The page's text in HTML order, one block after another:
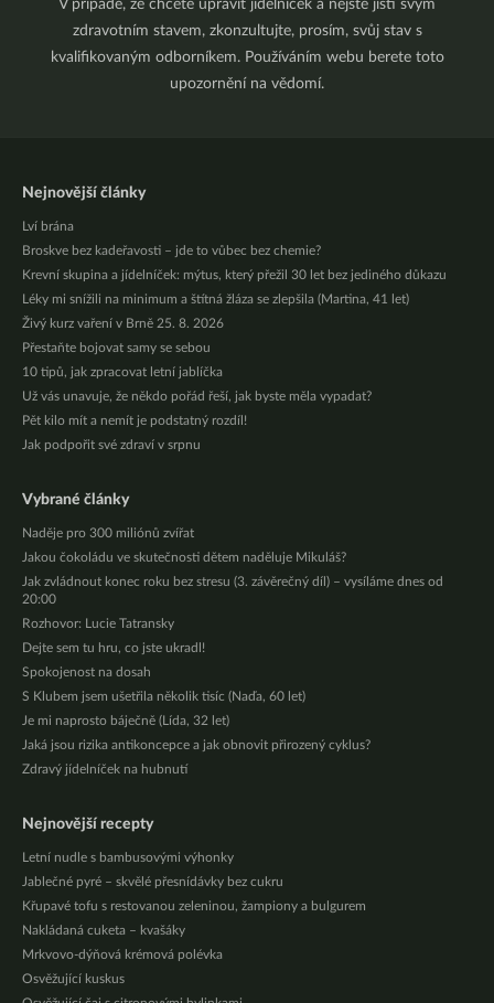
V případě, že chcete upravit jídelníček a nejste jistí svým
zdravotním stavem, zkonzultujte, prosím, svůj stav s
kvalifikovaným odborníkem. Používáním webu berete toto
upozornění na vědomí.
Nejnovější články
Lví brána
Broskve bez kadeřavosti – jde to vůbec bez chemie?
Krevní skupina a jídelníček: mýtus, který přežil 30 let bez jediného důkazu
Léky mi snížili na minimum a štítná žláza se zlepšila (Martina, 41 let)
Živý kurz vaření v Brně 25. 8. 2026
Přestaňte bojovat samy se sebou
10 tipů, jak zpracovat letní jablíčka
Už vás unavuje, že někdo pořád řeší, jak byste měla vypadat?
Pět kilo mít a nemít je podstatný rozdíl!
Jak podpořit své zdraví v srpnu
Vybrané články
Naděje pro 300 miliónů zvířat
Jakou čokoládu ve skutečnosti dětem naděluje Mikuláš?
Jak zvládnout konec roku bez stresu (3. závěrečný díl) – vysíláme dnes od
20:00
Rozhovor: Lucie Tatransky
Dejte sem tu hru, co jste ukradl!
Spokojenost na dosah
S Klubem jsem ušetřila několik tisíc (Naďa, 60 let)
Je mi naprosto báječně (Lída, 32 let)
Jaká jsou rizika antikoncepce a jak obnovit přirozený cyklus?
Zdravý jídelníček na hubnutí
Nejnovější recepty
Letní nudle s bambusovými výhonky
Jablečné pyré – skvělé přesnídávky bez cukru
Křupavé tofu s restovanou zeleninou, žampiony a bulgurem
Nakládaná cuketa – kvašáky
Mrkvovo-dýňová krémová polévka
Osvěžující kuskus